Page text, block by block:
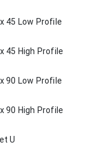
45 x 45 Low
x 45 High
90 x 90 Low
x 90 High
Braket